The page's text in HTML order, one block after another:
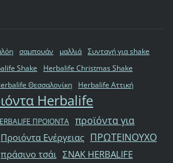
σαμπουάν μαλλιά Συνταγή για shake
Shake
Herbalife Christmas Shake
Θεσσαλονίκη
Herbalife Αττική
Herbalife
ΠΡΟΙΟΝΤΑ προϊόντα για
Προιόντα Ενέργειας ΠΡΩΤΕΙΝΟΥΧΟ
πράσινο τσάι ΣΝΑΚ HERBALIFE